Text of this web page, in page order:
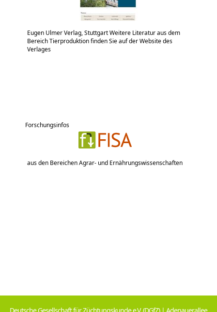
Eugen Ulmer Verlag, Stuttgart Weitere Literatur aus dem
Bereich Tierproduktion finden Sie auf der Website des
Verlages
Forschungsinfos
aus den Bereichen Agrar- und Ernährungswissenschaften
Deutsche Gesellschaft für Züchtungskunde e.V. (DGfZ) | Adenauerallee